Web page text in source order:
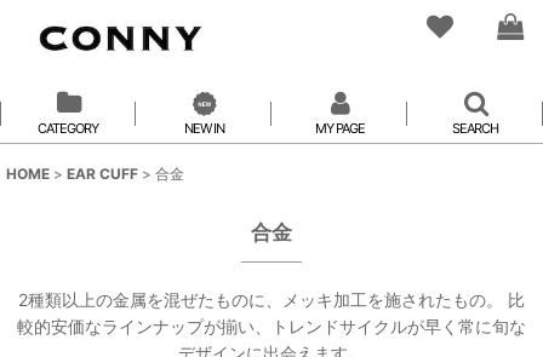
CATEGORY NEW IN MY PAGE SEARCH
HOME > EAR CUFF > 合金
合金
2種類以上の金属を混ぜたものに、メッキ加工を施されたもの。 比
較的安価なラインナップが揃い、トレンドサイクルが早く常に旬な
デザインに出会えます。